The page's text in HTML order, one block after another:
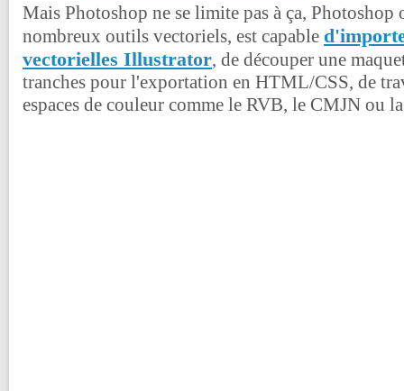
Mais Photoshop ne se limite pas à ça, Photoshop
nombreux outils vectoriels, est capable
vectorielles Illustrator, de découper une
tranches pour l'exportation en HTML/CSS, de
espaces de couleur comme le RVB, le CMJN ou